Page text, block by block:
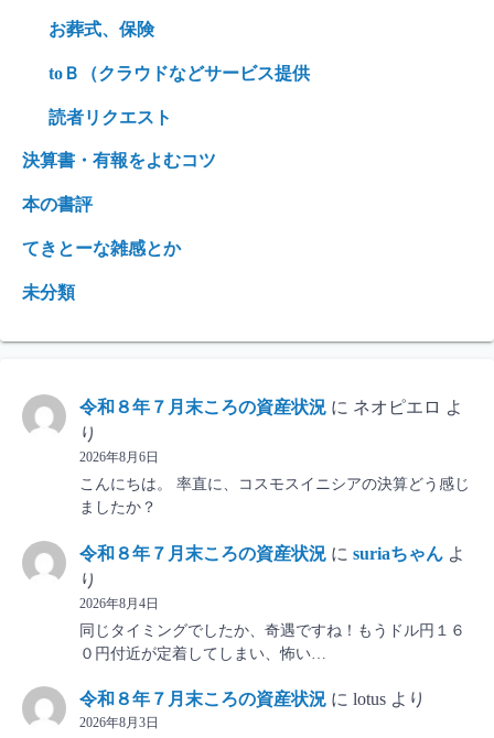
お葬式、保険
toＢ（クラウドなどサービス提供
読者リクエスト
決算書・有報をよむコツ
本の書評
てきとーな雑感とか
未分類
令和８年７月末ころの資産状況 に ネオピエロ よ
り
2026年8月6日
こんにちは。 率直に、コスモスイニシアの決算どう感じ
ましたか？
令和８年７月末ころの資産状況 に suriaちゃん よ
り
2026年8月4日
同じタイミングでしたか、奇遇ですね！もうドル円１６
０円付近が定着してしまい、怖い…
令和８年７月末ころの資産状況 に lotus より
2026年8月3日